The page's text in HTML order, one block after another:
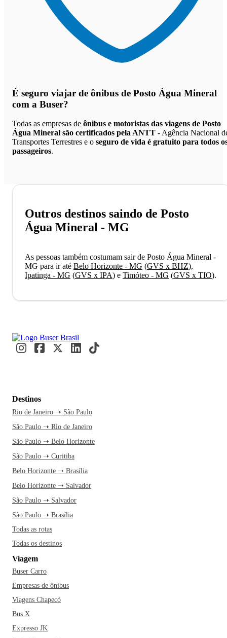
É seguro viajar de ônibus de Posto Água Mineral
com a Buser?
Todas as empresas de ônibus e motoristas das viagens de Posto
Água Mineral são certificados pela ANTT - Agência Nacional
Transportes Terrestres e o seguro de vida é gratuito para todos
passageiros.
Outros destinos saindo de Posto
Água Mineral - MG
As pessoas também costumam sair de Posto Água Mineral -
MG para ir até Belo Horizonte - MG (GVS x BHZ),
Ipatinga - MG (GVS x IPA) e Timóteo - MG (GVS x TIO).
Destinos
Rio de Janeiro ➝ São Paulo
São Paulo ➝ Rio de Janeiro
São Paulo ➝ Belo Horizonte
São Paulo ➝ Curitiba
Belo Horizonte ➝ Brasília
Belo Horizonte ➝ Salvador
São Paulo ➝ Salvador
São Paulo ➝ Brasília
Todas as rotas
Todas os destinos
Viagem
Buser Carro
Empresas de ônibus
Viagens Chapecó
Bus X
Expresso JK